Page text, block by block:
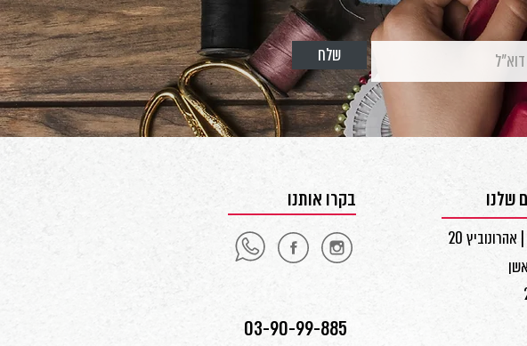
שלח
בקרו אותנו
03-90-99-885
שלנו
20